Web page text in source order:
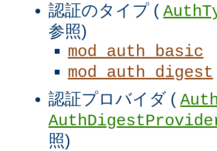
認証のタイプ (
参照)
mod_auth_basic
mod_auth_digest
認証プロバイダ (
照)